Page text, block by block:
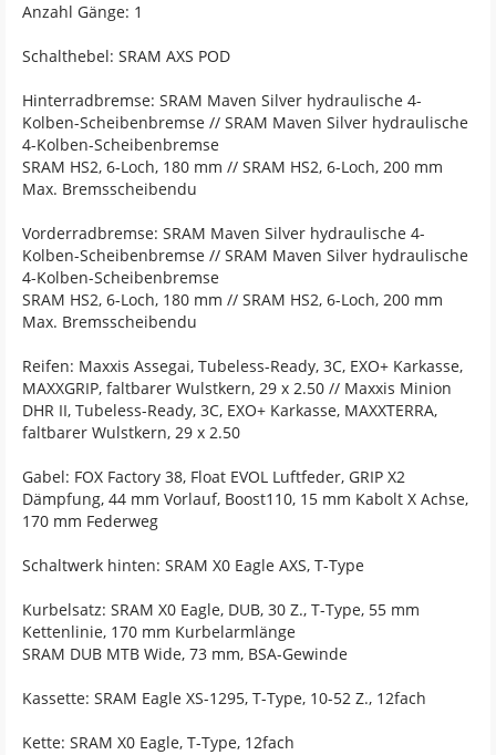
Anzahl Gänge: 1
Schalthebel: SRAM AXS POD
Hinterradbremse: SRAM Maven Silver hydraulische 4-
Kolben-Scheibenbremse // SRAM Maven Silver hydraulische
4-Kolben-Scheibenbremse
SRAM HS2, 6-Loch, 180 mm // SRAM HS2, 6-Loch, 200 mm
Max. Bremsscheibendu
Vorderradbremse: SRAM Maven Silver hydraulische 4-
Kolben-Scheibenbremse // SRAM Maven Silver hydraulische
4-Kolben-Scheibenbremse
SRAM HS2, 6-Loch, 180 mm // SRAM HS2, 6-Loch, 200 mm
Max. Bremsscheibendu
Reifen: Maxxis Assegai, Tubeless-Ready, 3C, EXO+ Karkasse,
MAXXGRIP, faltbarer Wulstkern, 29 x 2.50 // Maxxis Minion
DHR II, Tubeless-Ready, 3C, EXO+ Karkasse, MAXXTERRA,
faltbarer Wulstkern, 29 x 2.50
Gabel: FOX Factory 38, Float EVOL Luftfeder, GRIP X2
Dämpfung, 44 mm Vorlauf, Boost110, 15 mm Kabolt X Achse,
170 mm Federweg
Schaltwerk hinten: SRAM X0 Eagle AXS, T-Type
Kurbelsatz: SRAM X0 Eagle, DUB, 30 Z., T-Type, 55 mm
Kettenlinie, 170 mm Kurbelarmlänge
SRAM DUB MTB Wide, 73 mm, BSA-Gewinde
Kassette: SRAM Eagle XS-1295, T-Type, 10-52 Z., 12fach
Kette: SRAM X0 Eagle, T-Type, 12fach